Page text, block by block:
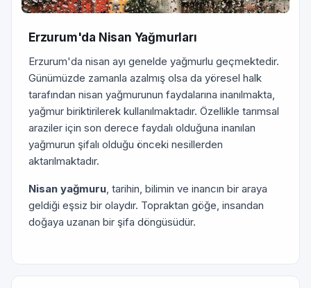
Erzurum'da Nisan Yağmurları
Erzurum'da nisan ayı genelde yağmurlu geçmektedir.
Günümüzde zamanla azalmış olsa da yöresel halk
tarafından nisan yağmurunun faydalarına inanılmakta,
yağmur biriktirilerek kullanılmaktadır. Özellikle tarımsal
araziler için son derece faydalı olduğuna inanılan
yağmurun şifalı olduğu önceki nesillerden
aktarılmaktadır.
Nisan yağmuru, tarihin, bilimin ve inancın bir araya
geldiği eşsiz bir olaydır. Topraktan göğe, insandan
doğaya uzanan bir şifa döngüsüdür.